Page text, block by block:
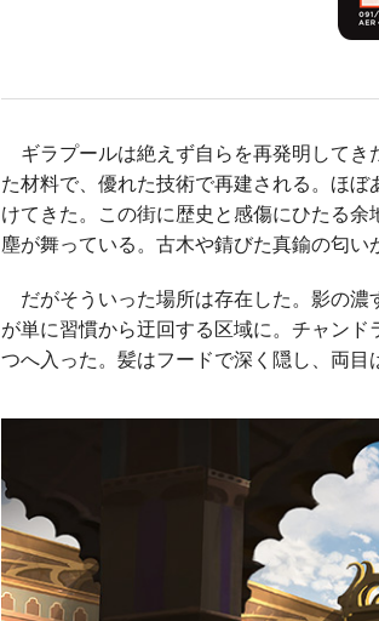
ギラプールは絶えず自らを再発明してき
た材料で、優れた技術で再建される。ほ
けてきた。この街に歴史と感傷にひたる
塵が舞っている。古木や錆びた真鍮の匂い
だがそういった場所は存在した。影の濃
が単に習慣から迂回する区域に。チャン
つへ入った。髪はフードで深く隠し、両目